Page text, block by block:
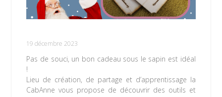
19 décembre 2023
Pas de souci, un bon cadeau sous le sapin est idéal
!
Lieu de création, de partage et d’apprentissage la
CabAnne vous propose de découvrir des outils et